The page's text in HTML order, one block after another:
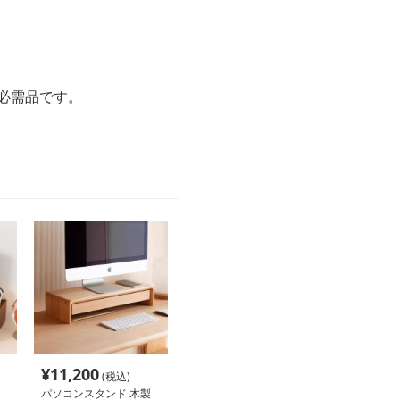
品です。
¥11,200(税込)
パソコンスタンド 木製